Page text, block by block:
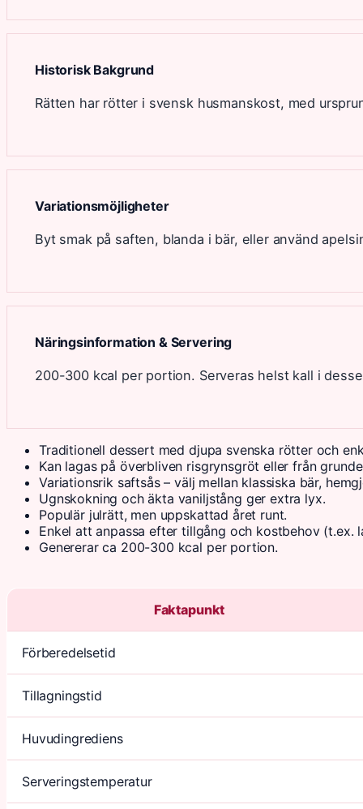
Historisk Bakgrund
Rätten har rötter i svensk husmanskost, med
Variationsmöjligheter
Byt smak på saften, blanda i bär, eller använd
Näringsinformation & Servering
200-300 kcal per portion. Serveras helst kall i
Traditionell dessert med djupa svenska rötter och
Kan lagas på överbliven risgrynsgröt eller från
Variationsrik saftsås – välj mellan klassiska bär,
Ugnskokning och äkta vaniljstång ger extra lyx.
Populär julrätt, men uppskattad året runt.
Enkel att anpassa efter tillgång och kostbehov (t.ex.
Genererar ca 200-300 kcal per portion.
Faktapunkt
Förberedelsetid
Tillagningstid
Huvudingrediens
Serveringstemperatur